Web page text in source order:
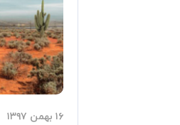
۱۶ بهمن ۱۳۹۷